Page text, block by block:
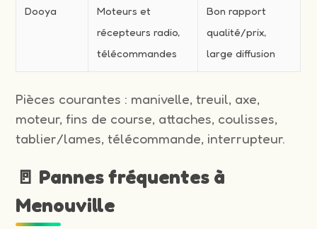
Dooya
Moteurs et
récepteurs radio,
télécommandes
Bon rapport
qualité/prix,
large diffusion
Pièces courantes : manivelle, treuil, axe,
moteur, fins de course, attaches, coulisses,
tablier/lames, télécommande, interrupteur.
🚪 Pannes fréquentes à
Menouville